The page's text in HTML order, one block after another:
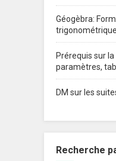
Géogèbra:
Prérequis sur
paramètres,
DM sur les
Recherche